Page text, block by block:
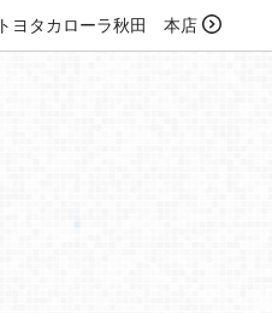
トヨタカローラ秋田 本店